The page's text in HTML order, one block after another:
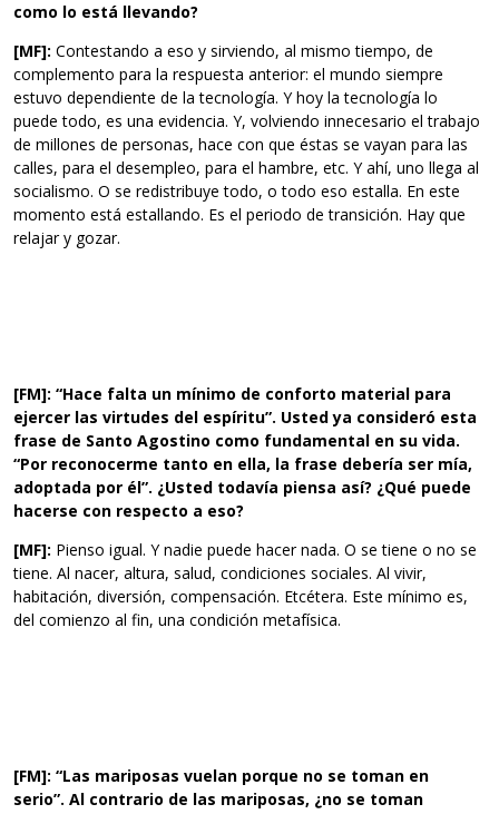
como lo está llevando?
[MF]: Contestando a eso y sirviendo, al mismo tiempo, de
complemento para la respuesta anterior: el mundo siempre
estuvo dependiente de la tecnología. Y hoy la tecnología lo
puede todo, es una evidencia. Y, volviendo innecesario el trabajo
de millones de personas, hace con que éstas se vayan para las
calles, para el desempleo, para el hambre, etc. Y ahí, uno llega al
socialismo. O se redistribuye todo, o todo eso estalla. En este
momento está estallando. Es el periodo de transición. Hay que
relajar y gozar.
[FM]: “Hace falta un mínimo de conforto material para
ejercer las virtudes del espíritu”. Usted ya consideró esta
frase de Santo Agostino como fundamental en su vida.
“Por reconocerme tanto en ella, la frase debería ser mía,
adoptada por él”. ¿Usted todavía piensa así? ¿Qué puede
hacerse con respecto a eso?
[MF]: Pienso igual. Y nadie puede hacer nada. O se tiene o no se
tiene. Al nacer, altura, salud, condiciones sociales. Al vivir,
habitación, diversión, compensación. Etcétera. Este mínimo es,
del comienzo al fin, una condición metafísica.
[FM]: “Las mariposas vuelan porque no se toman en
serio”. Al contrario de las mariposas, ¿no se toman